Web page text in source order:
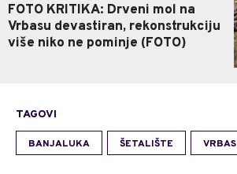
FOTO KRITIKA: Drveni mol na
Vrbasu devastiran, rekonstrukciju
više niko ne pominje (FOTO)
TAGOVI
BANJALUKA ŠETALIŠTE VRBAS